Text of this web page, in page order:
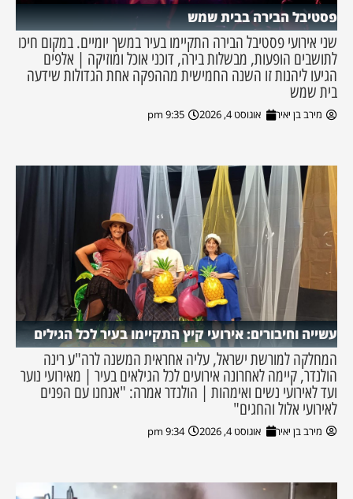
פסטיבל הבירה בבית שמש
שני אירועי פסטיבל הבירה התקיימו בעיר במשך יומיים. במקום חיכו
לתושבים הופעות, מבשלות בירה, דוכני אוכל ומוזיקה | אלפים
הגיעו ליהנות זו השנה החמישית מההפקה אחת הגדולות שידעה
בית שמש
מירב בן יאיר אוגוסט 4, 2026 9:35 pm
עשייה וחיבורים: אירועי קיץ התקיימו בעיר לכל הגילים
המחלקה למורשת ישראל, עליה אחראית המשנה לרה"ע רינה
הולנדר, קיימה לאחרונה אירועים לכל הגילאים בעיר | מאירועי נוער
ועד לאירועי נשים ואימהות | הולנדר אמרה: "אנחנו עם הפנים
לאירועי אלול והחגים"
מירב בן יאיר אוגוסט 4, 2026 9:34 pm